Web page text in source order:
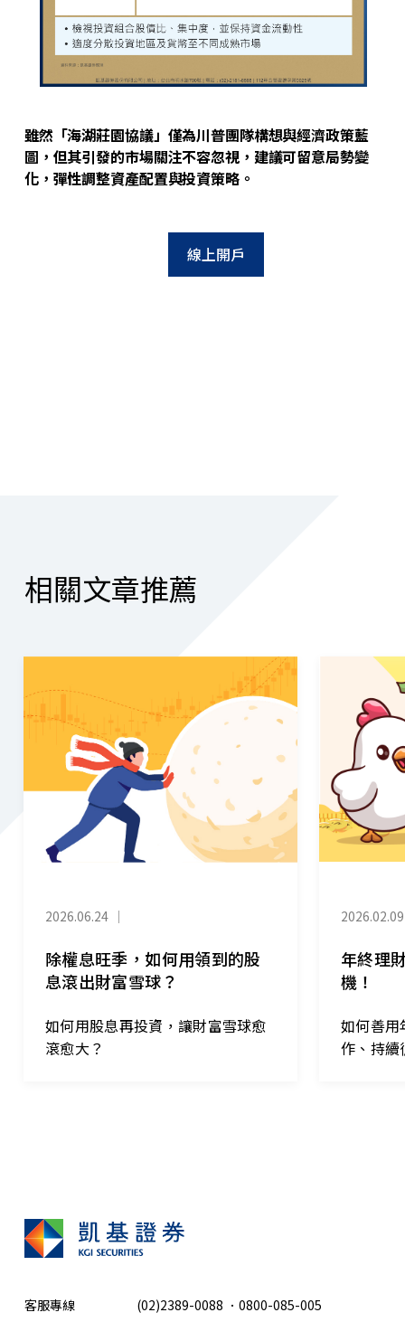
雖然「海湖莊園協議」僅為川普團隊構想與經濟政策藍
圖，但其引發的市場關注不容忽視，建議可留意局勢變
化，彈性調整資產配置與投資策略。
線上開戶
相關文章推薦
2026.06.24 ｜
除權息旺季，如何用領到的股
息滾出財富雪球？
如何用股息再投資，讓財富雪球愈
滾愈大？
2026.02.09
年終理
機！
如何善用
作、持續
客服專線 (02)2389-0088 ． 0800-085-005